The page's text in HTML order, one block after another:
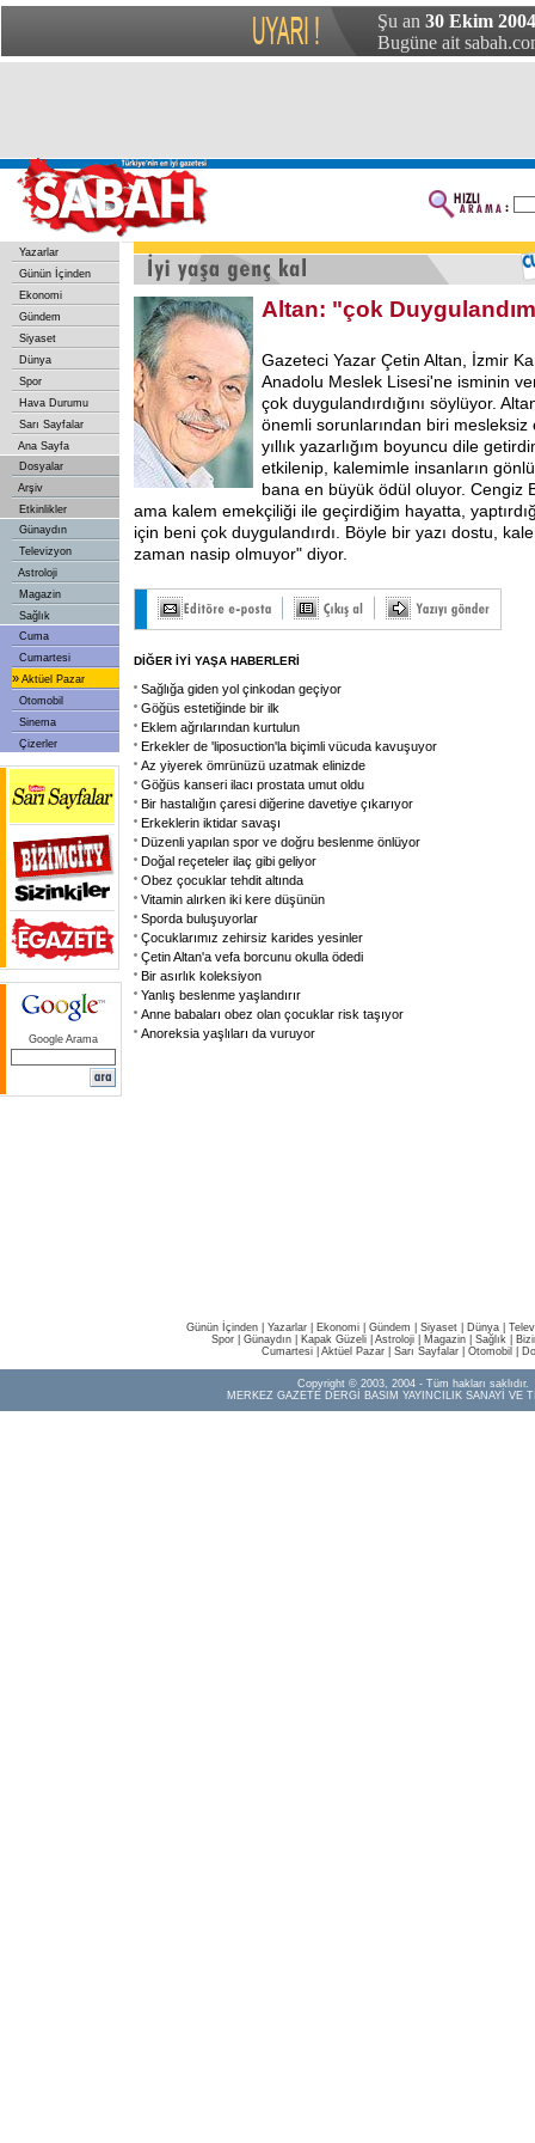
Şu an 30 Ekim
Bugüne ait
Yazarlar
Günün İçinden
Ekonomi
Gündem
Siyaset
Dünya
Spor
Hava Durumu
Sarı Sayfalar
Ana Sayfa
Dosyalar
Arşiv
Etkinlikler
Günaydın
Televizyon
Astroloji
Magazin
Sağlık
Cuma
Cumartesi
» Aktüel Pazar
Otomobil
Sinema
Çizerler
Google Arama
Altan: "çok
Gazeteci Yazar Çetin Altan, İzmir
Anadolu Meslek Lisesi'ne isminin
çok duygulandırdığını söylüyor.
önemli sorunlarından biri mesleksiz
yıllık yazarlığım boyuncu dile
etkilenip, kalemimle insanların
bana en büyük ödül oluyor. Cengiz
ama kalem emekçiliği ile geçirdiğim hayatta,
için beni çok duygulandırdı. Böyle bir yazı dostu,
zaman nasip olmuyor" diyor.
DİĞER İYİ YAŞA HABERLERİ
Sağlığa giden yol çinkodan geçiyor
Göğüs estetiğinde bir ilk
Eklem ağrılarından kurtulun
Erkekler de 'liposuction'la biçimli vücuda kavuşuyor
Az yiyerek ömrünüzü uzatmak elinizde
Göğüs kanseri ilacı prostata umut oldu
Bir hastalığın çaresi diğerine davetiye çıkarıyor
Erkeklerin iktidar savaşı
Düzenli yapılan spor ve doğru beslenme önlüyor
Doğal reçeteler ilaç gibi geliyor
Obez çocuklar tehdit altında
Vitamin alırken iki kere düşünün
Sporda buluşuyorlar
Çocuklarımız zehirsiz karides yesinler
Çetin Altan'a vefa borcunu okulla ödedi
Bir asırlık koleksiyon
Yanlış beslenme yaşlandırır
Anne babaları obez olan çocuklar risk taşıyor
Anoreksia yaşlıları da vuruyor
Günün İçinden Yazarlar Ekonomi Gündem Siyaset Dünya |
Spor
Günaydın Kapak Güzeli Astroloji Magazin Sağlık
Cumartesi| Aktüel Pazar| Sarı Sayfalar| Otomobil
Copyright © 2003, 2004 - Tüm hakları saklıdır.
MERKEZ GAZETE DERGİ BASIM YAYINCILIK SANAYİ VE